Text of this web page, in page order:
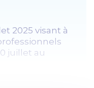
2025 visant à
juillet au